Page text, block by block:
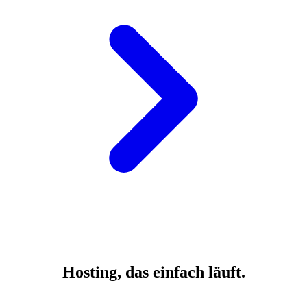
Hosting, das einfach läuft.